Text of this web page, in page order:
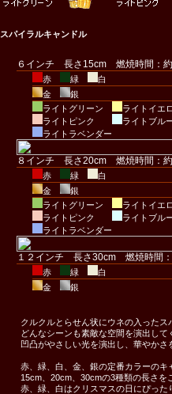
スパイラルキャンドル
６インチ 長さ15cm 燃焼時間：
赤 緑
白
金
銀
ライトグリーン
ライトイエ
ライトピンク
ライトブル
ライトラベンダー
８インチ 長さ20cm 燃焼時間：
赤 緑
白
金
銀
ライトグリーン
ライトイエ
ライトピンク
ライトブル
ライトラベンダー
１２インチ 長さ30cm 燃焼時間
赤 緑
白
金
銀
クルクルとらせん状にウネの入ったス
どんなシーンも素敵な空間を演出して
凹凸がやさしい光を演出し、華やか
赤、緑、白、金、銀の定番カラーのキ
15cm、20cm、30cmの3種類の長さを
赤、緑、白はクリスマスの日にぴった